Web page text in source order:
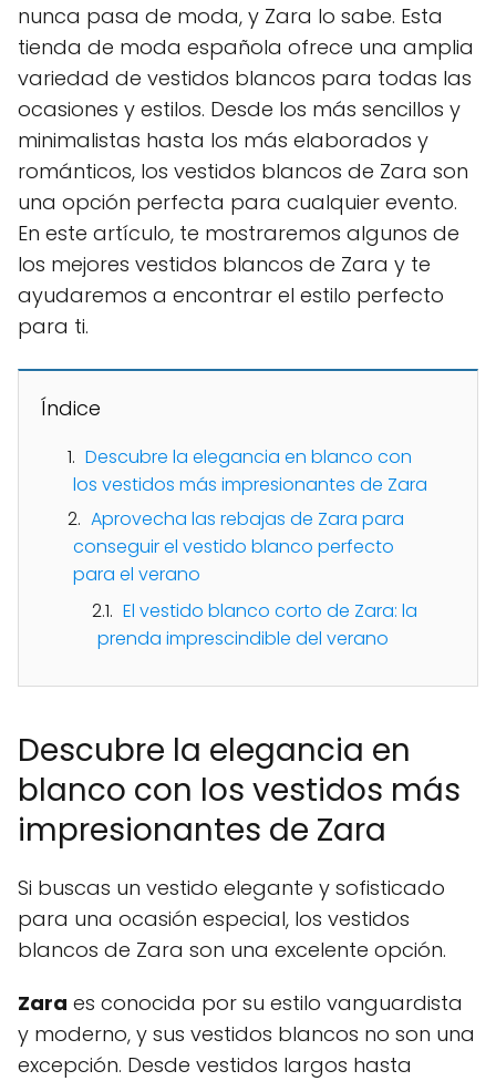
nunca pasa de moda, y Zara lo sabe. Esta
tienda de moda española ofrece una amplia
variedad de vestidos blancos para todas las
ocasiones y estilos. Desde los más sencillos y
minimalistas hasta los más elaborados y
románticos, los vestidos blancos de Zara son
una opción perfecta para cualquier evento.
En este artículo, te mostraremos algunos de
los mejores vestidos blancos de Zara y te
ayudaremos a encontrar el estilo perfecto
para ti.
Índice
Descubre la elegancia en blanco con
los vestidos más impresionantes de Zara
Aprovecha las rebajas de Zara para
conseguir el vestido blanco perfecto
para el verano
El vestido blanco corto de Zara: la
prenda imprescindible del verano
Descubre la elegancia en
blanco con los vestidos más
impresionantes de Zara
Si buscas un vestido elegante y sofisticado
para una ocasión especial, los vestidos
blancos de Zara son una excelente opción.
Zara es conocida por su estilo vanguardista
y moderno, y sus vestidos blancos no son una
excepción. Desde vestidos largos hasta